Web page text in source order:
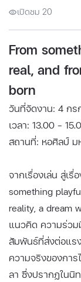
เปิดชม 20
From
real, and
born
วันที่จัดงาน: 4 ก
เวลา: 13.00 -
สถานที่: หอศิลป์ ม
จากเรื่องเล่น สู่เ
something
reality, a dream
แนวคิด ความร่วม
สัมพันธ์ที่ส่งต่อแร
ความจริงของกา
ลา ซึ่งปรากฏในนิ